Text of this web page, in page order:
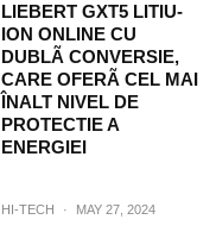
LIEBERT GXT5 LITIU-
ION ONLINE CU
DUBLÃ CONVERSIE,
CARE OFERÃ CEL MAI
ÎNALT NIVEL DE
PROTECTIE A
ENERGIEI
HI-TECH · MAY 27, 2024